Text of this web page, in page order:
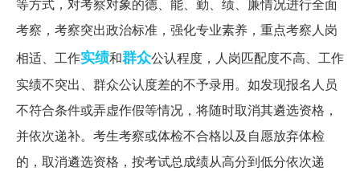
考察，考察突出政治标准，强化专业素养，重点考察人岗
相适、工作实绩和群众公认程度，人岗匹配度不高、工作
实绩不突出、群众公认度差的不予录用。如发现报名人员
不符合条件或弄虚作假等情况，将随时取消其遴选资格，
并依次递补。考生考察或体检不合格以及自愿放弃体检
的，取消遴选资格，按考试总成绩从高分到低分依次递